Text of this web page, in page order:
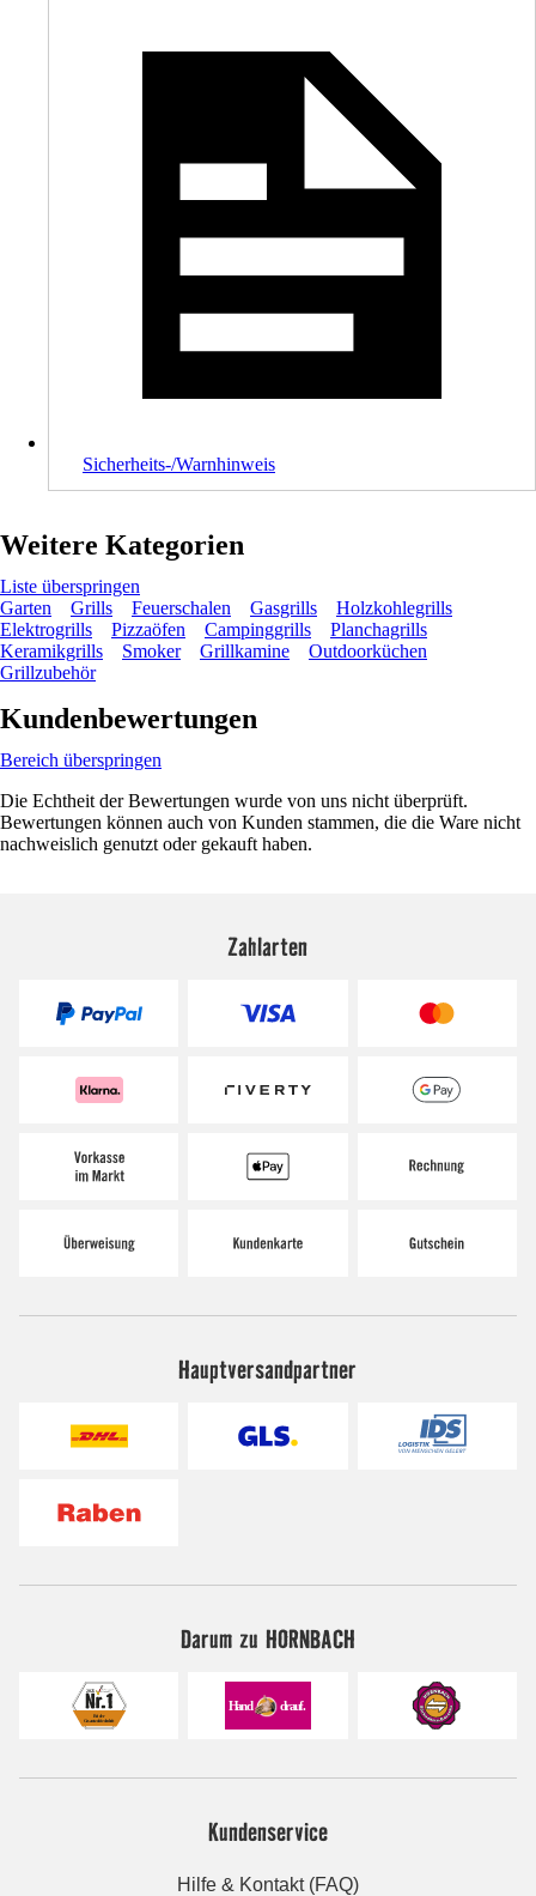
Sicherheits-/Warnhinweis
Weitere Kategorien
Liste überspringen
Garten
Grills Feuerschalen Gasgrills
Holzkohlegrills
Elektrogrills
Pizzaöfen Campinggrills
Planchagrills
Keramikgrills
Smoker Grillkamine
Outdoorküchen
Grillzubehör
Kundenbewertungen
Bereich überspringen
Die Echtheit der Bewertungen wurde von uns nicht überprüft.
Bewertungen können auch von Kunden stammen, die die Ware nicht
nachweislich genutzt oder gekauft haben.
Zahlarten
Hauptversandpartner
Darum zu HORNBACH
Kundenservice
Hilfe & Kontakt (FAQ)